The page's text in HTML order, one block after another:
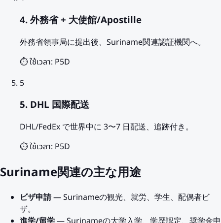
4. 外務省 + 大使館/Apostille
外務省領事局に提出後、Suriname関連認証機関へ。
⏱️ ใช้เวลา: P5D
5
5. DHL 国際配送
DHL/FedEx で世界中に 3〜7 日配送、追跡付き。
⏱️ ใช้เวลา: P5D
Suriname関連の主な用途
ビザ申請— Surinameの観光、就労、学生、配偶者ビ
ザ。